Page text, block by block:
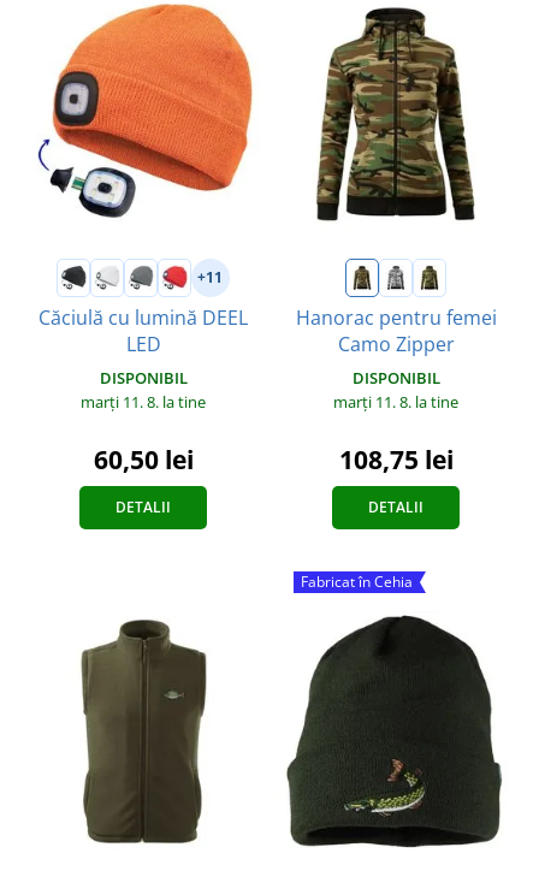
+11
Căciulă cu lumină DEEL
LED
DISPONIBIL
marți 11. 8. la tine
60,50 lei
DETALII
Hanorac pentru femei
Camo Zipper
DISPONIBIL
marți 11. 8. la tine
108,75 lei
DETALII
Fabricat în Cehia